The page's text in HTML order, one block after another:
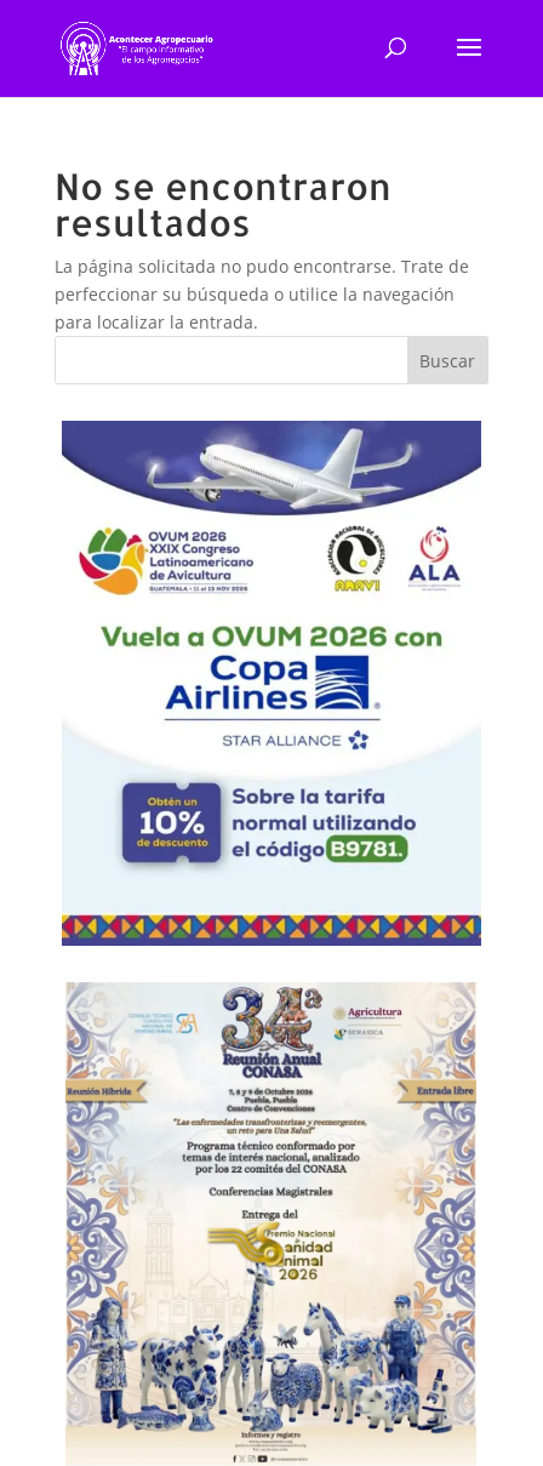
No se encontraron
resultados
La página solicitada no pudo encontrarse. Trate de
perfeccionar su búsqueda o utilice la navegación
para localizar la entrada.
Buscar